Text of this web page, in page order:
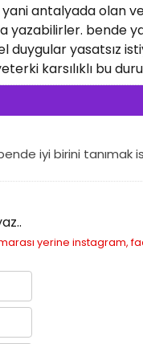
antalyada olan
bende
duygular yasatsız
karsılıklı bu
iyi birini tanımak
yerine instagram,